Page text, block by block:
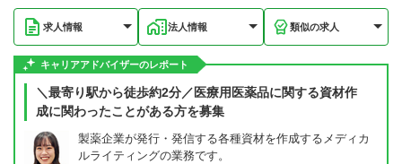
求人情報 法人情報 類似の求人
キャリアアドバイザーのレポート
＼最寄り駅から徒歩約2分／医療用医薬品に関する資材作
成に関わったことがある方を募集
製薬企業が発行・発信する各種資材を作成するメディカ
ルライティングの業務です。